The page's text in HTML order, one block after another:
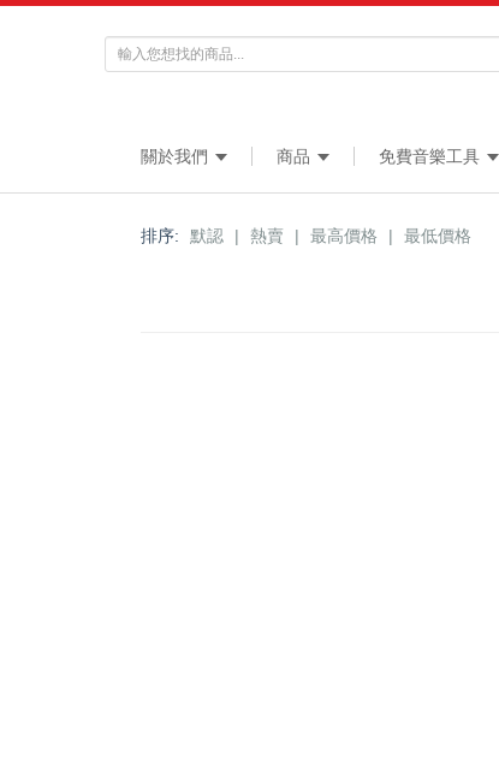
關於我們 商品 免費音樂工具
排序: 默認 | 熱賣 | 最高價格 | 最低價格